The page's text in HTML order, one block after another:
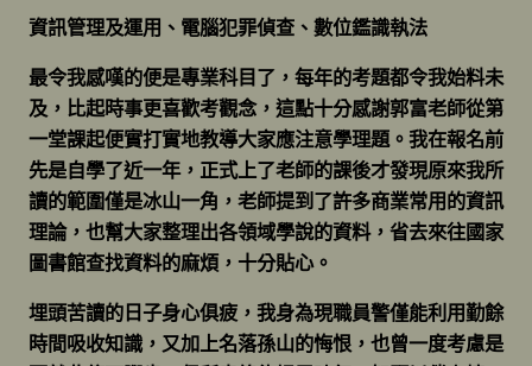
資訊管理及運用、電腦犯罪偵查、數位鑑識執法
最令我感嘆的便是專業科目了，每年的考題都令我始料未
及，比起時事更喜歡考觀念，這點十分感謝郭富老師從第
一堂課起便實打實地教導大家應注意學理題。我在報名前
先是自學了近一年，正式上了老師的課後才發現原來我所
讀的範圍僅是冰山一角，老師提到了許多商業常用的資訊
理論，也幫大家整理出各領域學說的資料，省去來往國家
圖書館查找資料的麻煩，十分貼心。
埋頭苦讀的日子身心俱疲，我身為現職員警僅能利用勤餘
時間吸收知識，又加上名落孫山的悔恨，也曾一度考慮是